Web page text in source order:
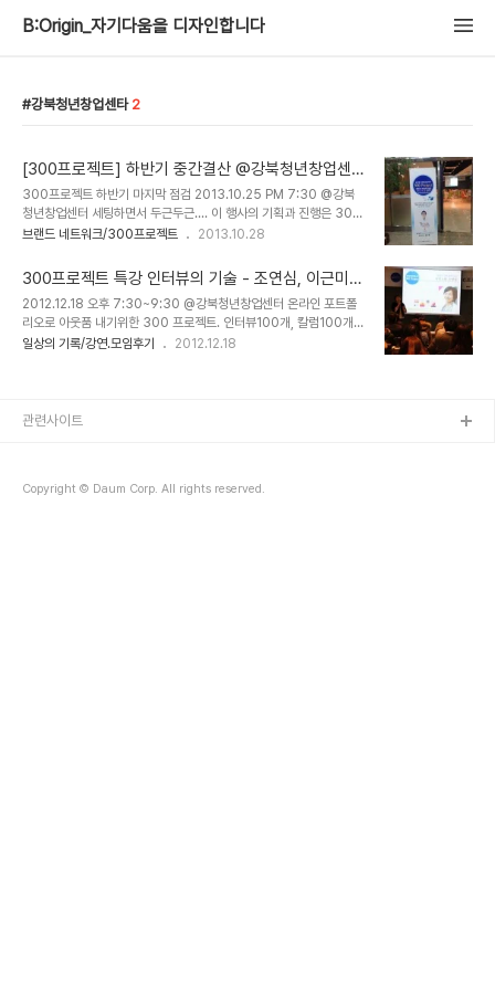
B:Origin_자기다움을 디자인합니다
강북청년창업센타 2
[300프로젝트] 하반기 중간결산 @강북청년창업센
타
300프로젝트 하반기 마지막 점검 2013.10.25 PM 7:30 @강북
청년창업센터 세팅하면서 두근두근.... 이 행사의 기획과 진행은 300
프로젝트 매니저이자 북TV365의 박현진 PD가 맡았다. 책리뷰를 어
을 보내달라고 했다. 새벽에 일어나 3-4시간을 책을 읽었다고 한다.
역사책을 읽고 리뷰를 쓰고 오사카 역사탐방을 갈 기회를 얻었다고 한
다. 기록과 습관의 승리였다. 다 듣고 난 청중들이 박수를 보내왔다. 이
어진 송수용 저자의 DID특강. 책쟁이 김종오 이야기를 하셨다. 종오
는 인생의 학습을 모두 끝냈다고. 정체성을 정립하고, 습관을 정복하
브랜드 네트워크/300프로젝트 2013.10.28
300프로젝트 특강 인터뷰의 기술 - 조연심, 이근미
저자 특강 by 여행문화기획자 박현진
2012.12.18 오후 7:30~9:30 @강북청년창업센터 온라인 포트폴
리오로 아웃품 내기위한 300 프로젝트. 인터뷰100개, 칼럼100개,
리뷰100개. 참여자들이 가장 어려워하는 인터뷰 특강이 진행됐다. 전
리더십으로 정리했다. 멀티젠더
심에 집중하고 자신의 브랜드를 구축하고 일에 관해서는 예측가능한
일상의 기록/강연.모임후기 2012.12.18
Copyright © Daum Corp. All rights reserved.
관련사이트